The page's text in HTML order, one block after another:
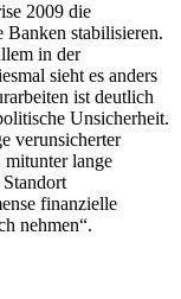
2009 die
stabilisieren.
in der
sieht es anders
ist deutlich
Unsicherheit.
verunsicherter
mitunter lange
finanzielle
nehmen“.